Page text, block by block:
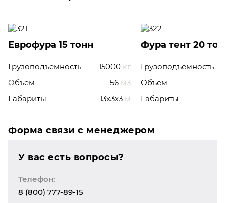
Еврофура 15 тонн
Грузоподъёмность 15000 кг
Объём
56 м3
Габариты
13x3x3 м
Фура тент 20
Грузоподъёмность
Объём
Габариты
Форма связи с менеджером
У вас есть вопросы?
Телефон:
8 (800) 777-89-15